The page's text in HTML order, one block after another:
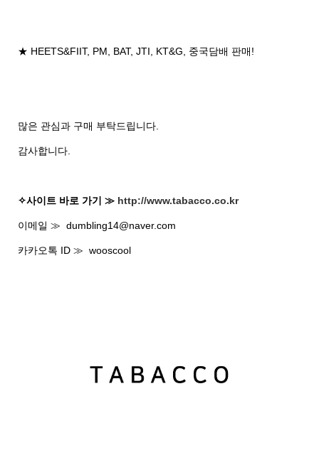
★ HEETS&FIIT, PM, BAT, JTI, KT&G, 중국담배 판매!
많은 관심과 구매 부탁드립니다.
감사합니다.
✧사이트 바로 가기 ≫ http://www.tabacco.co.kr
이메일 ≫ dumbling14@naver.com
카카오톡 ID ≫ wooscool